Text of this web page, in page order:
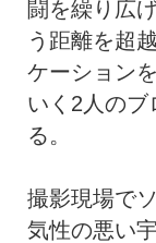
闘を繰り広
う距離を超
ケーション
いく2人のブ
る。
撮影現場で
気性の悪い